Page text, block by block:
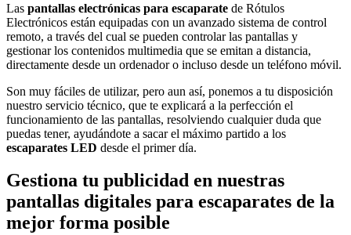
Las pantallas electrónicas para escaparate de Rótulos
Electrónicos están equipadas con un avanzado sistema de control
remoto, a través del cual se pueden controlar las pantallas y
gestionar los contenidos multimedia que se emitan a distancia,
directamente desde un ordenador o incluso desde un teléfono móvil.
Son muy fáciles de utilizar, pero aun así, ponemos a tu disposición
nuestro servicio técnico, que te explicará a la perfección el
funcionamiento de las pantallas, resolviendo cualquier duda que
puedas tener, ayudándote a sacar el máximo partido a los
escaparates LED desde el primer día.
Gestiona tu publicidad en nuestras
pantallas digitales para escaparates de la
mejor forma posible